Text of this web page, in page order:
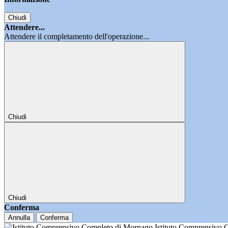
Chiudi
Attendere...
Attendere il completamento dell'operazione...
Chiudi
Chiudi
Conferma
Annulla Conferma